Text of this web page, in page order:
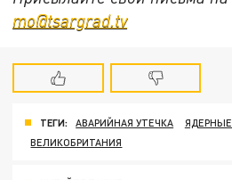
mo@tsargrad.tv
ТЕГИ: АВАРИЙНАЯ УТЕЧКА
ВЕЛИКОБРИТАНИЯ